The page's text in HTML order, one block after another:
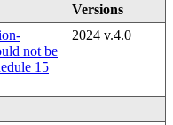
Versions
not be
15
2024 v.4.0